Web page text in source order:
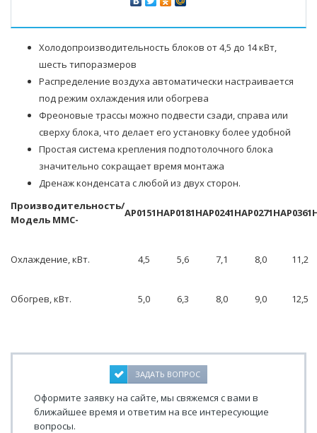
Холодопроизводительность блоков от 4,5 до 14 кВт,
шесть типоразмеров
Распределение воздуха автоматически настраивается
под режим охлаждения или обогрева
Фреоновые трассы можно подвести сзади, справа или
сверху блока, что делает его установку более удобной
Простая система крепления подпотолочного блока
значительно сокращает время монтажа
Дренаж конденсата с любой из двух сторон.
Производительность/
Модель MMC-
AP0151HAP0181HAP0241HAP0271H
Охлаждение, кВт. 4,5 5,6 7,1 8,0 11,2
Обогрев, кВт. 5,0 6,3 8,0 9,0 12,5
ЗАДАТЬ ВОПРОС
Оформите заявку на сайте, мы свяжемся с вами в
ближайшее время и ответим на все интересующие
вопросы.